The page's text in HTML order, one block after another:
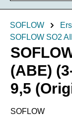
SOFLOW
SOFLOW SO2
(ABE)
9,5
SOFLOW